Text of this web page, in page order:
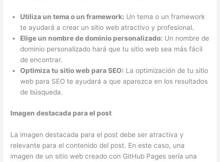
Utiliza un tema o un framework: Un tema o un framework
te ayudará a crear un sitio web atractivo y profesional.
Elige un nombre de dominio personalizado: Un nombre de
dominio personalizado hará que tu sitio web sea más fácil
de encontrar.
Optimiza tu sitio web para SEO: La optimización de tu sitio
web para SEO te ayudará a que aparezca en los resultados
de búsqueda.
Imagen destacada para el post
La imagen destacada para el post debe ser atractiva y
relevante para el contenido del post. En este caso, una
imagen de un sitio web creado con GitHub Pages sería una